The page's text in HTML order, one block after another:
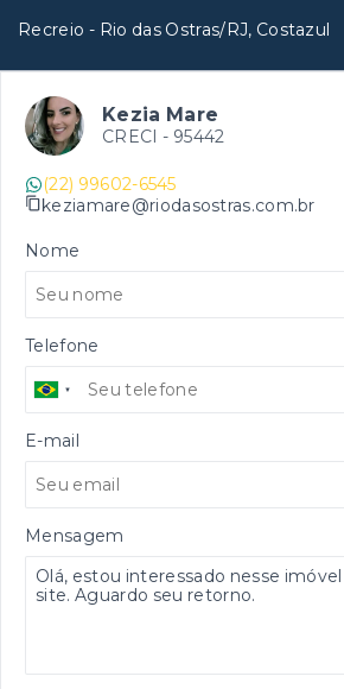
Recreio - Rio das Ostras/RJ, Costazul
Kezia Mare
CRECI - 95442
(22) 99602-6545
keziamare@riodasostras.com.br
Nome
Telefone
E-mail
Mensagem